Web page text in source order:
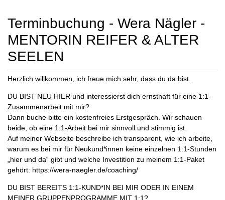
Terminbuchung - Wera Nägler -
MENTORIN REIFER & ALTER
SEELEN
Herzlich willkommen, ich freue mich sehr, dass du da bist.
DU BIST NEU HIER und interessierst dich ernsthaft für eine 1:1-
Zusammenarbeit mit mir?
Dann buche bitte ein kostenfreies Erstgespräch. Wir schauen
beide, ob eine 1:1-Arbeit bei mir sinnvoll und stimmig ist.
Auf meiner Webseite beschreibe ich transparent, wie ich arbeite,
warum es bei mir für Neukund*innen keine einzelnen 1:1-Stunden
„hier und da“ gibt und welche Investition zu meinem 1:1-Paket
gehört: https://wera-naegler.de/coaching/
DU BIST BEREITS 1:1-KUND*IN BEI MIR ODER IN EINEM
MEINER GRUPPENPROGRAMME MIT 1:1?